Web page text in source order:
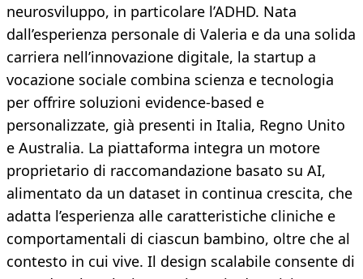
neurosviluppo, in particolare l’ADHD. Nata
dall’esperienza personale di Valeria e da una solida
carriera nell’innovazione digitale, la startup a
vocazione sociale combina scienza e tecnologia
per offrire soluzioni evidence-based e
personalizzate, già presenti in Italia, Regno Unito
e Australia. La piattaforma integra un motore
proprietario di raccomandazione basato su AI,
alimentato da un dataset in continua crescita, che
adatta l’esperienza alle caratteristiche cliniche e
comportamentali di ciascun bambino, oltre che al
contesto in cui vive. Il design scalabile consente di